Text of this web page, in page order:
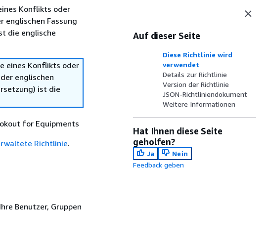
Konflikts oder
englischen Fassung
die englische
eines Konflikts oder
englischen
ist die
for Equipments
Richtlinie.
Benutzer, Gruppen
Auf dieser Seite
Diese Richtlinie wird
verwendet
Details zur Richtlinie
Version der Richtlinie
JSON-Richtliniendokument
Weitere Informationen
Hat Ihnen diese Seite
geholfen?
Ja
Nein
Feedback geben